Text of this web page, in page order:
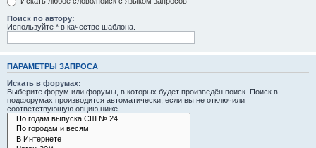
Поиск по автору:
Используйте * в качестве шаблона.
ПАРАМЕТРЫ ЗАПРОСА
Искать в форумах:
Выберите форум или форумы, в которых будет произведён поиск. Поиск в
подфорумах производится автоматически, если вы не отключили
соответствующую опцию ниже.